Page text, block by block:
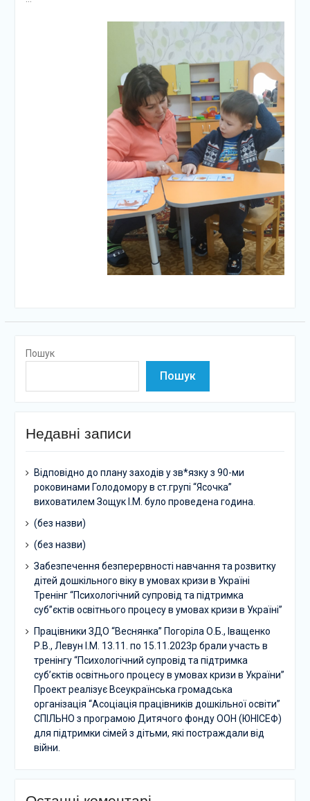
Пошук
Пошук
Недавні записи
Відповідно до плану заходів у зв*язку з 90-ми
роковинами Голодомору в ст.групі “Ясочка”
виховатилем Зощук І.М. було проведена година.
(без назви)
(без назви)
Забезпечення безперервності навчання та розвитку
дітей дошкільного віку в умовах кризи в Україні
Тренінг “Психологічний супровід та підтримка
суб”єктів освітнього процесу в умовах кризи в Україні”
Працівники ЗДО “Веснянка” Погоріла О.Б., Іващенко
Р.В., Левун І.М. 13.11. по 15.11.2023р брали участь в
тренінгу “Психологічний супровід та підтримка
суб’єктів освітнього процесу в умовах кризи в України”
Проект реалізує Всеукраїнська громадська
організація “Асоціація працівників дошкільної освіти”
СПІЛЬНО з програмою Дитячого фонду ООН (ЮНІСЕФ)
для підтримки сімей з дітьми, які постраждали від
війни.